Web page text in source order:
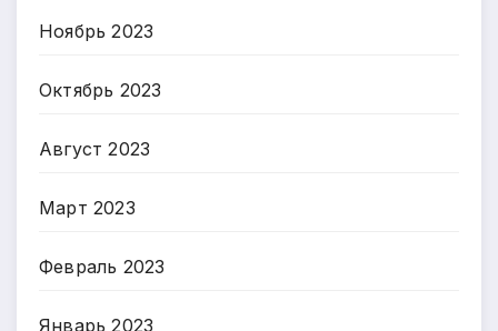
Ноябрь 2023
Октябрь 2023
Август 2023
Март 2023
Февраль 2023
Январь 2023